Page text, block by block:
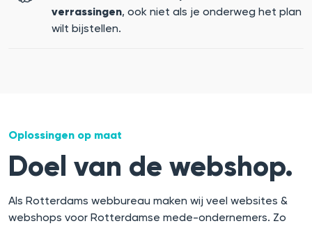
verrassingen, ook niet als je onderweg het plan
wilt bijstellen.
Oplossingen op maat
Doel van de webshop.
Als Rotterdams webbureau maken wij veel websites &
webshops voor Rotterdamse mede-ondernemers. Zo